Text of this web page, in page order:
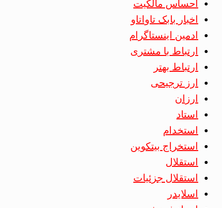
احساس مالکیت
اخبار بابک تاواتاو
ادمین اینستاگرام
ارتباط با مشتری
ارتباط بهتر
ارز ترجیحی
ارزان
استاد
استخدام
استخراج بیتکوین
استقلال
استقلال جزئیات
اسلایدر